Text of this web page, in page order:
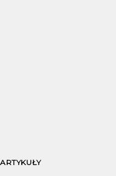
ARTYKUŁY